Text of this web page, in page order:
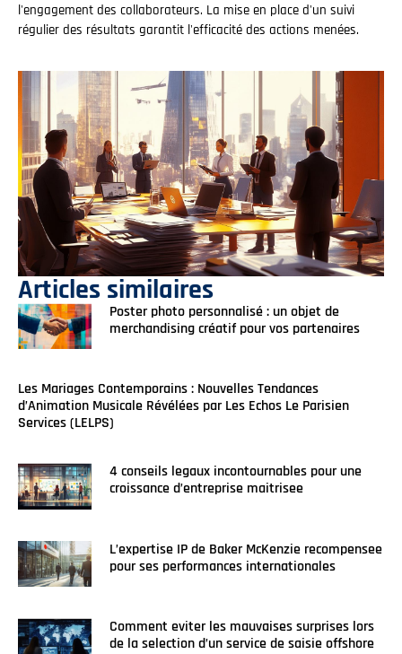
l'engagement des collaborateurs. La mise en place d'un suivi
régulier des résultats garantit l'efficacité des actions menées.
Articles similaires
Poster photo personnalisé : un objet de
merchandising créatif pour vos partenaires
Les Mariages Contemporains : Nouvelles Tendances
d’Animation Musicale Révélées par Les Echos Le Parisien
Services (LELPS)
4 conseils legaux incontournables pour une
croissance d’entreprise maitrisee
L’expertise IP de Baker McKenzie recompensee
pour ses performances internationales
Comment eviter les mauvaises surprises lors
de la selection d’un service de saisie offshore